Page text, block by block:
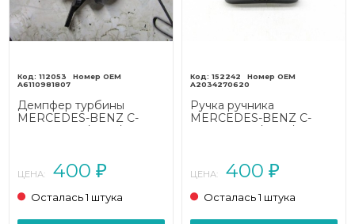
112053
A6110981807
Демпфер турбины
MERCEDES-BENZ C-
ЦЕНА: 400 ₽
Осталась 1 штука
152242
A2034270620
Ручка ручника
MERCEDES-BENZ C-
ЦЕНА: 400 ₽
Осталась 1 штука